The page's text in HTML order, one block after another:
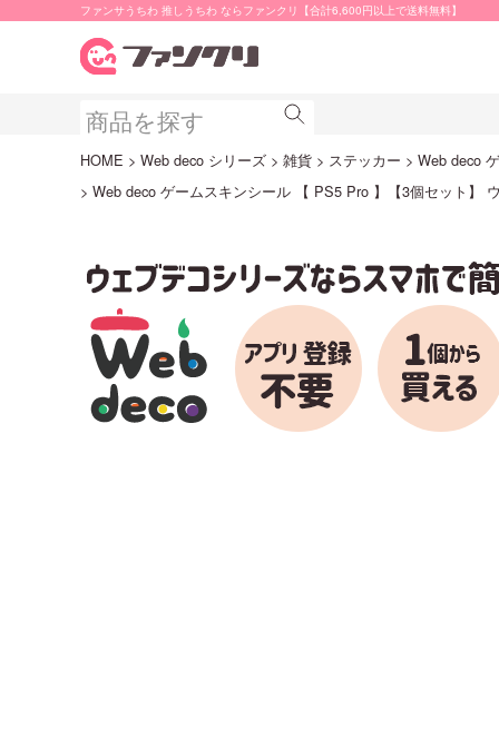
ファンサうちわ 推しうちわ ならファンクリ【合計6,600円以上で送料無料】
HOME Web deco シリーズ 雑貨 ステッカー
Web deco
Web deco ゲームスキンシール 【 PS5 Pro 】【3個セット